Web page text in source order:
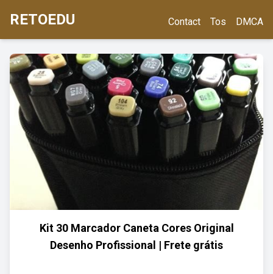
RETOEDU Contact Tos DMCA
Kit 30 Marcador Caneta Cores Original
Desenho Profissional | Frete grátis